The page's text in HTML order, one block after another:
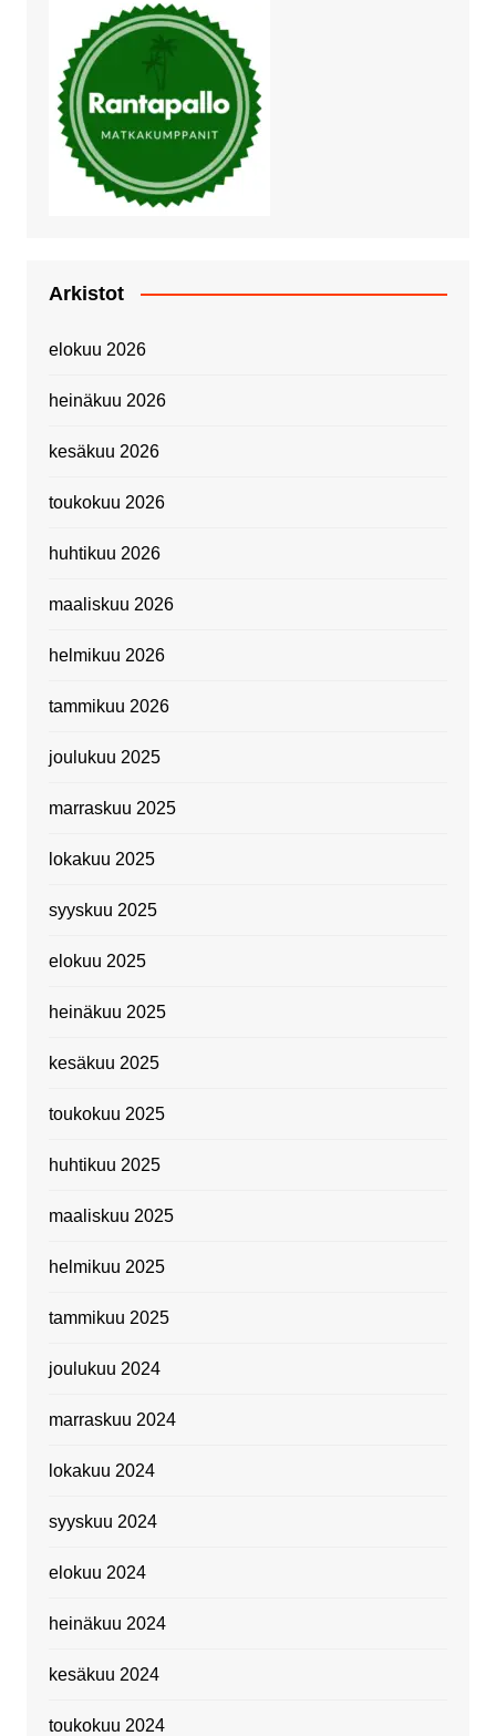
Arkistot
elokuu 2026
heinäkuu 2026
kesäkuu 2026
toukokuu 2026
huhtikuu 2026
maaliskuu 2026
helmikuu 2026
tammikuu 2026
joulukuu 2025
marraskuu 2025
lokakuu 2025
syyskuu 2025
elokuu 2025
heinäkuu 2025
kesäkuu 2025
toukokuu 2025
huhtikuu 2025
maaliskuu 2025
helmikuu 2025
tammikuu 2025
joulukuu 2024
marraskuu 2024
lokakuu 2024
syyskuu 2024
elokuu 2024
heinäkuu 2024
kesäkuu 2024
toukokuu 2024